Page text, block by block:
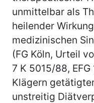
unmittelbar als
heilender
medizinischen
(FG Köln, Urteil
7 K 5015/88,
Klägern
unstreitig